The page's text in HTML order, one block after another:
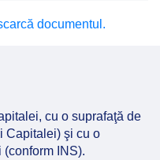
documentul.
cu o suprafaţă de
Capitalei) şi cu o
INS).